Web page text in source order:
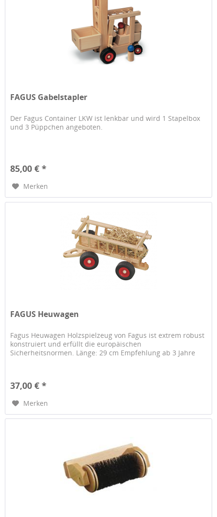
FAGUS Gabelstapler
Der Fagus Container LKW ist lenkbar und wird 1 Stapelbox
und 3 Püppchen angeboten.
85,00 € *
Merken
FAGUS Heuwagen
Fagus Heuwagen Holzspielzeug von Fagus ist extrem robust
konstruiert und erfüllt die europäischen
Sicherheitsnormen. Länge: 29 cm Empfehlung ab 3 Jahre
37,00 € *
Merken